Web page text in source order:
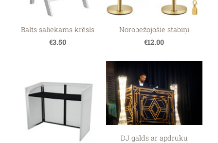
Balts saliekams krēsls
€3.50
Norobežojošie stabiņi
€12.00
DJ galds ar apdruku